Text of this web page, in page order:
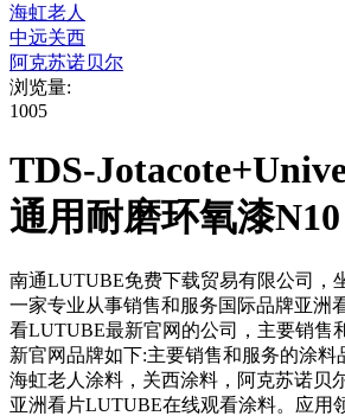
海虹老人
中远关西
阿克苏诺贝尔
浏览量:
1005
TDS-
通用耐磨环氧漆N10
南通LUTUBE免费下载贸易有限公司，
一家专业从事销售和服务国际品牌亚洲
看LUTUBE最新官网的公司，主要销
新官网品牌如下:主要销售和服务的涂料品
海虹老人涂料，关西涂料，阿克苏
亚洲看片LUTUBE在线观看涂料。应用领